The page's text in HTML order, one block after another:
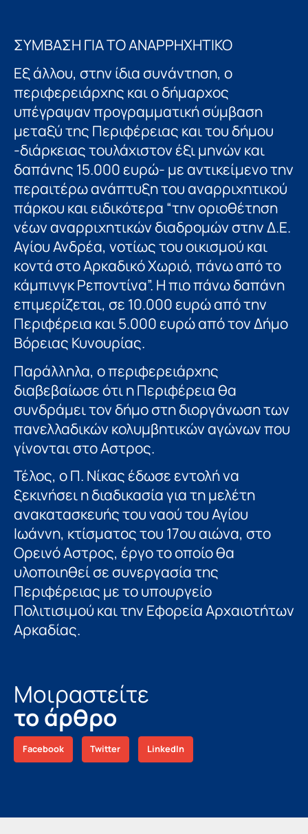
ΣΥΜΒΑΣΗ ΓΙΑ ΤΟ ΑΝΑΡΡΗΧΗΤΙΚΟ
Εξ άλλου, στην ίδια συνάντηση, ο
περιφερειάρχης και ο δήμαρχος
υπέγραψαν προγραμματική σύμβαση
μεταξύ της Περιφέρειας και του δήμου
-διάρκειας τουλάχιστον έξι μηνών και
δαπάνης 15.000 ευρώ- με αντικείμενο την
περαιτέρω ανάπτυξη του αναρριχητικού
πάρκου και ειδικότερα “την οριοθέτηση
νέων αναρριχητικών διαδρομών στην Δ.Ε.
Αγίου Ανδρέα, νοτίως του οικισμού και
κοντά στο Αρκαδικό Χωριό, πάνω από το
κάμπινγκ Ρεποντίνα”. Η πιο πάνω δαπάνη
επιμερίζεται, σε 10.000 ευρώ από την
Περιφέρεια και 5.000 ευρώ από τον Δήμο
Βόρειας Κυνουρίας.
Παράλληλα, ο περιφερειάρχης
διαβεβαίωσε ότι η Περιφέρεια θα
συνδράμει τον δήμο στη διοργάνωση των
πανελλαδικών κολυμβητικών αγώνων που
γίνονται στο Αστρος.
Τέλος, ο Π. Νίκας έδωσε εντολή να
ξεκινήσει η διαδικασία για τη μελέτη
ανακατασκευής του ναού του Αγίου
Ιωάννη, κτίσματος του 17ου αιώνα, στο
Ορεινό Αστρος, έργο το οποίο θα
υλοποιηθεί σε συνεργασία της
Περιφέρειας με το υπουργείο
Πολιτισιμού και την Εφορεία Αρχαιοτήτων
Αρκαδίας.
Μοιραστείτε
το άρθρο
Facebook Twitter LinkedIn